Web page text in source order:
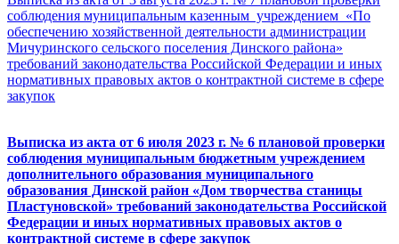
соблюдения муниципальным казенным учреждением «По
обеспечению хозяйственной деятельности администрации
Мичуринского сельского поселения Динского района»
требований законодательства Российской Федерации и иных
нормативных правовых актов о контрактной системе в сфере
закупок
Выписка из акта от 6 июля 2023 г. № 6 плановой проверки
соблюдения муниципальным бюджетным учреждением
дополнительного образования муниципального
образования Динской район «Дом творчества станицы
Пластуновской» требований законодательства Российской
Федерации и иных нормативных правовых актов о
контрактной системе в сфере закупок